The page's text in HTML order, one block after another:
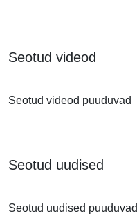
Seotud videod
Seotud videod puuduvad
Seotud uudised
Seotud uudised puuduvad